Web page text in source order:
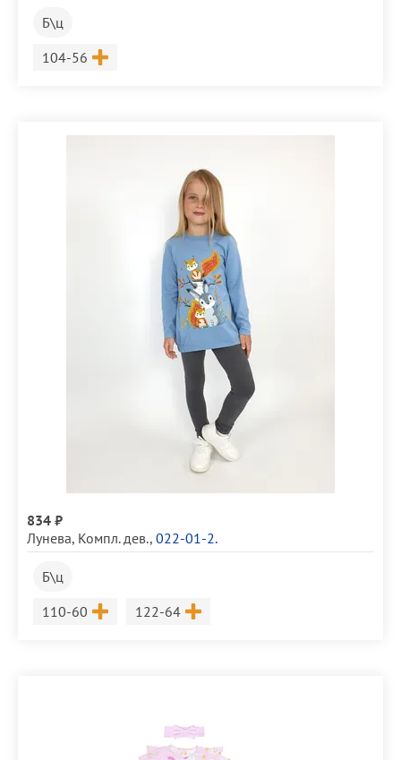
Б\ц
Размер
104-56
834 ₽
Лунева, Компл. дев., 022-01-2.
Б\ц
Размер
110-60 Размер
122-64